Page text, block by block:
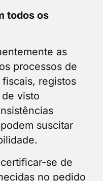
todos os
as
processos de
registos
visto
suscitar
se de
no pedido